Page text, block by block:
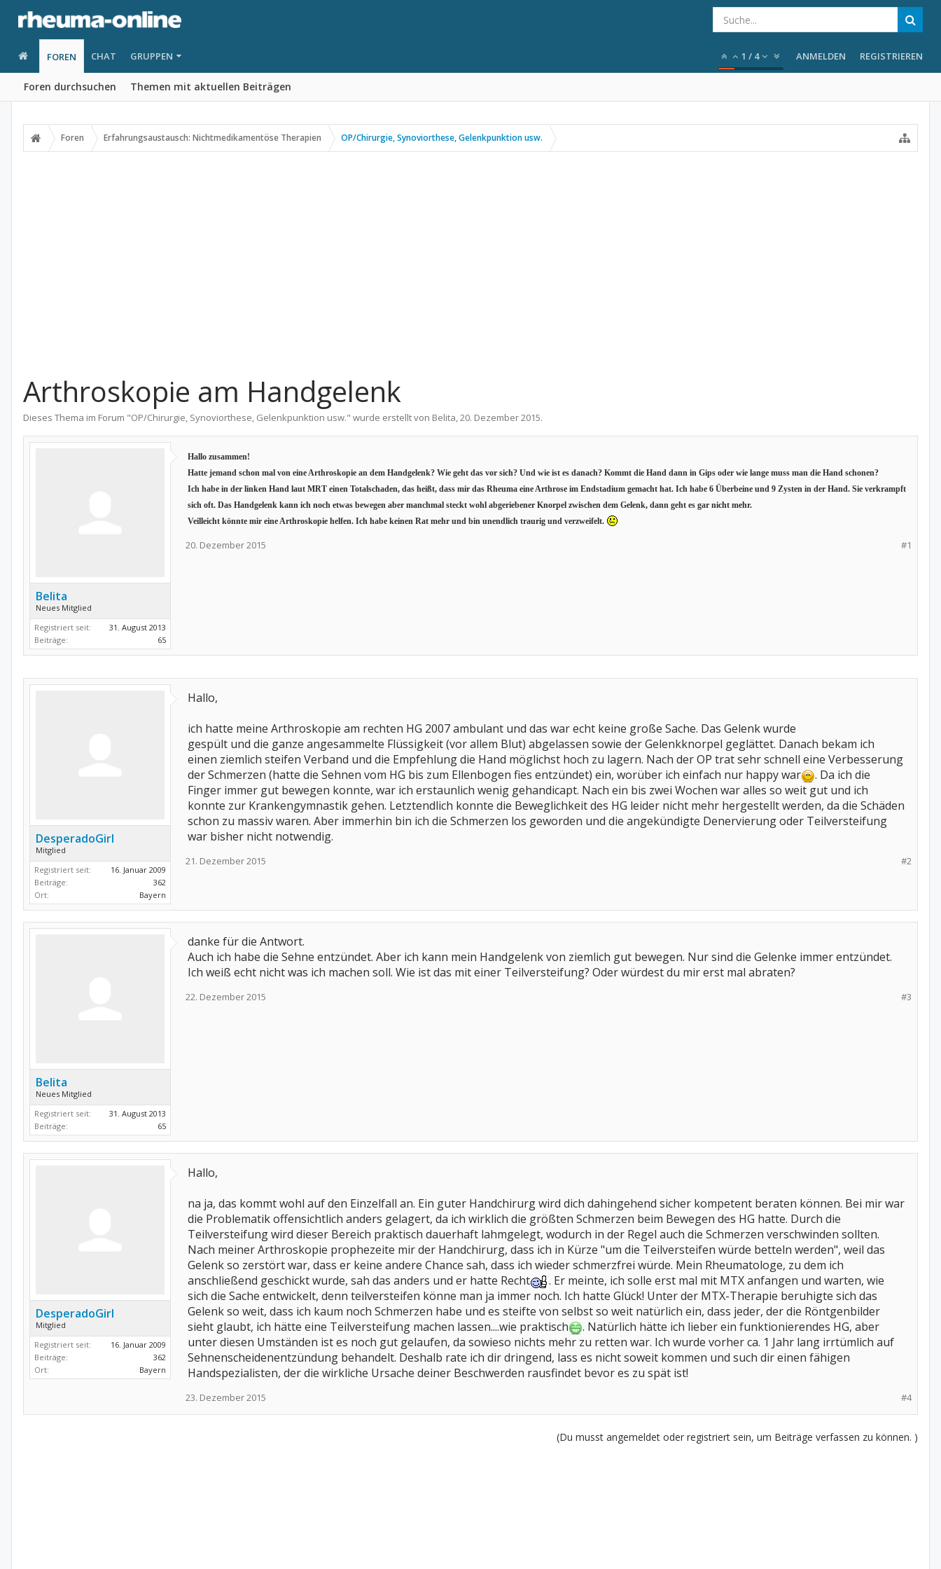
FOREN
Foren durchsuchen Themen mit aktuellen Beiträgen
CHAT GRUPPEN 1 / 4 ANMELDEN REGISTRIEREN
Foren Erfahrungsaustausch: Nichtmedikamentöse Therapien OP/Chirurgie, Synoviorthese, Gelenkpunktion usw.
Arthroskopie am Handgelenk
Dieses Thema im Forum "OP/Chirurgie, Synoviorthese, Gelenkpunktion usw." wurde erstellt von Belita,20. Dezember 2015.
Belita
Neues Mitglied
Registriert seit:
31. August 2013
Beiträge:
65
Hallo zusammen!
Hatte jemand schon mal von eine Arthroskopie an dem Handgelenk? Wie geht das vor sich? Und wie ist es danach? Kommt die Hand dann in Gips oder wie lange muss man die Hand schonen?
Ich habe in der linken Hand laut MRT einen Totalschaden, das heißt, dass mir das Rheuma eine Arthrose im Endstadium gemacht hat. Ich habe 6 Überbeine und 9 Zysten in der Hand. Sie verkrampft
sich oft. Das Handgelenk kann ich noch etwas bewegen aber manchmal steckt wohl abgeriebener Knorpel zwischen dem Gelenk, dann geht es gar nicht mehr.
Veilleicht könnte mir eine Arthroskopie helfen. Ich habe keinen Rat mehr und bin unendlich traurig und verzweifelt.
#1
20. Dezember 2015
DesperadoGirl
Mitglied
Registriert seit:
16. Januar 2009
Beiträge:
362
Ort:
Bayern
Hallo,
ich hatte meine Arthroskopie am rechten HG 2007 ambulant und das war echt keine große Sache. Das Gelenk wurde
gespült und die ganze angesammelte Flüssigkeit (vor allem Blut) abgelassen sowie der Gelenkknorpel geglättet. Danach bekam ich
einen ziemlich steifen Verband und die Empfehlung die Hand möglichst hoch zu lagern. Nach der OP trat sehr schnell eine Verbesserung
der Schmerzen (hatte die Sehnen vom HG bis zum Ellenbogen fies entzündet) ein, worüber ich einfach nur happy war
. Da ich die
Finger immer gut bewegen konnte, war ich erstaunlich wenig gehandicapt. Nach ein bis zwei Wochen war alles so weit gut und ich
konnte zur Krankengymnastik gehen. Letztendlich konnte die Beweglichkeit des HG leider nicht mehr hergestellt werden, da die Schäden
schon zu massiv waren. Aber immerhin bin ich die Schmerzen los geworden und die angekündigte Denervierung oder Teilversteifung
war bisher nicht notwendig.
#2
21. Dezember 2015
Belita
Neues Mitglied
Registriert seit:
31. August 2013
Beiträge:
65
danke für die Antwort.
Auch ich habe die Sehne entzündet. Aber ich kann mein Handgelenk von ziemlich gut bewegen. Nur sind die Gelenke immer entzündet.
Ich weiß echt nicht was ich machen soll. Wie ist das mit einer Teilversteifung? Oder würdest du mir erst mal abraten?
#3
22. Dezember 2015
DesperadoGirl
Mitglied
Registriert seit:
16. Januar 2009
Beiträge:
362
Ort:
Bayern
Hallo,
na ja, das kommt wohl auf den Einzelfall an. Ein guter Handchirurg wird dich dahingehend sicher kompetent beraten können. Bei mir war
die Problematik offensichtlich anders gelagert, da ich wirklich die größten Schmerzen beim Bewegen des HG hatte. Durch die
Teilversteifung wird dieser Bereich praktisch dauerhaft lahmgelegt, wodurch in der Regel auch die Schmerzen verschwinden sollten.
Nach meiner Arthroskopie prophezeite mir der Handchirurg, dass ich in Kürze "um die Teilversteifen würde betteln werden", weil das
Gelenk so zerstört war, dass er keine andere Chance sah, dass ich wieder schmerzfrei würde. Mein Rheumatologe, zu dem ich
anschließend geschickt wurde, sah das anders und er hatte Recht
. Er meinte, ich solle erst mal mit MTX anfangen und warten, wie
sich die Sache entwickelt, denn teilversteifen könne man ja immer noch. Ich hatte Glück! Unter der MTX-Therapie beruhigte sich das
Gelenk so weit, dass ich kaum noch Schmerzen habe und es steifte von selbst so weit natürlich ein, dass jeder, der die Röntgenbilder
sieht glaubt, ich hätte eine Teilversteifung machen lassen....wie praktisch
. Natürlich hätte ich lieber ein funktionierendes HG, aber
unter diesen Umständen ist es noch gut gelaufen, da sowieso nichts mehr zu retten war. Ich wurde vorher ca. 1 Jahr lang irrtümlich auf
Sehnenscheidenentzündung behandelt. Deshalb rate ich dir dringend, lass es nicht soweit kommen und such dir einen fähigen
Handspezialisten, der die wirkliche Ursache deiner Beschwerden rausfindet bevor es zu spät ist!
#4
23. Dezember 2015
(Du musst angemeldet oder registriert sein, um Beiträge verfassen zu können. )